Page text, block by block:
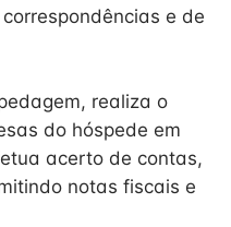
e de
realiza o
do hóspede em
acerto de contas,
notas fiscais e